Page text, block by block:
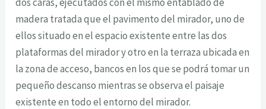
madera tratada que el pavimento del mirador, uno de
ellos situado en el espacio existente entre las dos
plataformas del mirador y otro en la terraza ubicada en
la zona de acceso, bancos en los que se podrá tomar un
pequeño descanso mientras se observa el paisaje
existente en todo el entorno del mirador.